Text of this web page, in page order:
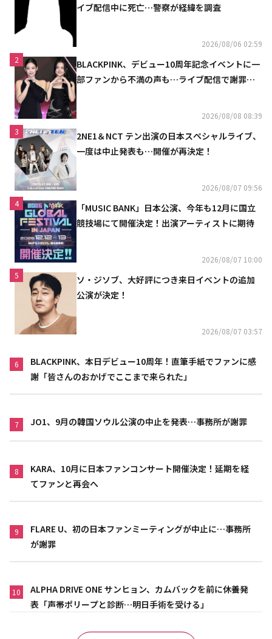
イブ配信中に死亡…警察が経緯を調査
2026/08/06 02:59
2
BLACKPINK、デビュー10周年記念イベントに一
部ファンから不満の声も…ライブ配信で謝罪
2026/08/08 08:39
3
2NE1＆NCT テン出演の日本スペシャルライブ、
一度は中止発表も…開催が再決定！
2026/08/07 09:56
4
「MUSIC BANK」日本公演、今年も12月に国立
競技場にて開催決定！出演アーティストに期待
2026/08/07 10:00
5
ソ・ジソブ、大好評につき来日イベントの追加
公演が決定！
2026/08/07 03:57
6
BLACKPINK、本日デビュー10周年！直筆手紙でファンに感
謝「皆さんのおかげでここまで来られた」
7 JO1、9月の韓国ソウル公演の中止を発表…事務所が謝罪
8
KARA、10月に日本ファンコンサート開催決定！延期を経
てファンと再会へ
9
FLARE U、初の日本ファンミーティングが中止に…事務所
が謝罪
10
ALPHA DRIVE ONE サンヒョン、カムバックを前に休養発
表「声帯ポリープと診断…明日手術を受ける」